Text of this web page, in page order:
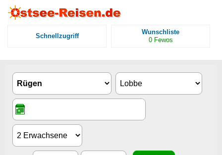
Schnellzugriff
Wunschliste
0 Fewos